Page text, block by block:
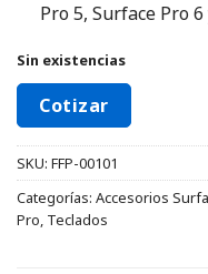
Pro 5, Surface Pro
Sin existencias
Cotizar
SKU: FFP-00101
Categorías: Accesorios
Pro, Teclados